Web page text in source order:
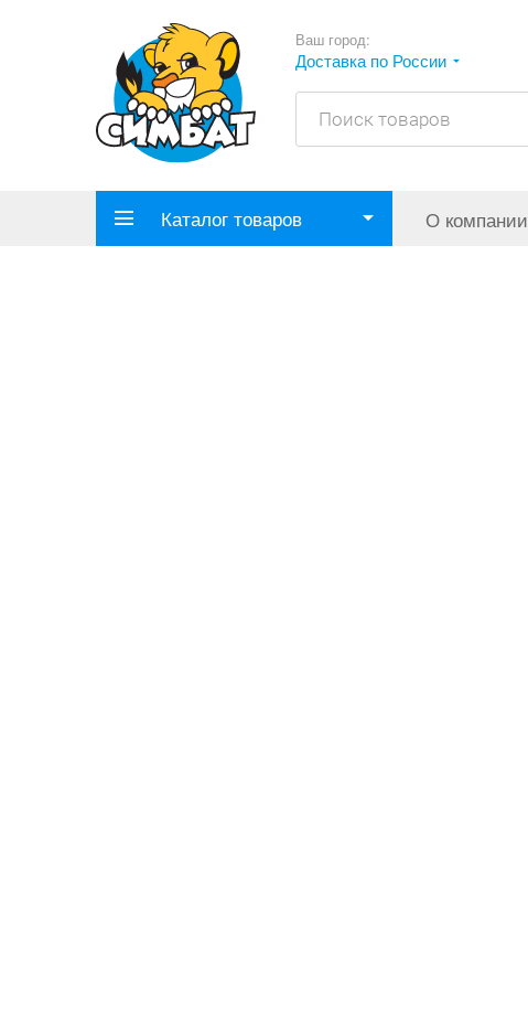
Ваш город:
Доставка по России
Каталог товаров О компании